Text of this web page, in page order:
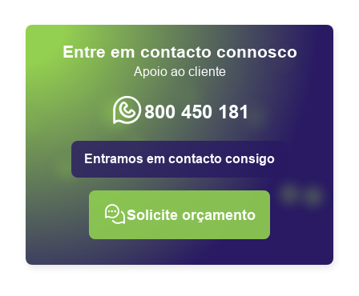
Entre em contacto connosco
Apoio ao cliente
800 450 181
Entramos em contacto consigo
Solicite orçamento